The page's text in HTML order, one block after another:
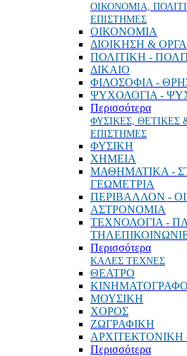
ΟΙΚΟΝΟΜΙΑ,
ΕΠΙΣΤΗΜΕΣ
ΟΙΚΟΝΟΜΙΑ
ΔΙΟΙΚΗΣΗ &
ΠΟΛΙΤΙΚΗ -
ΔΙΚΑΙΟ
ΦΙΛΟΣΟΦΙΑ -
ΨΥΧΟΛΟΓΙΑ -
Περισσότερα
ΦΥΣΙΚΕΣ,
ΕΠΙΣΤΗΜΕΣ
ΦΥΣΙΚΗ
ΧΗΜΕΙΑ
ΜΑΘΗΜΑΤΙΚΑ -
ΓΕΩΜΕΤΡΙΑ
ΠΕΡΙΒΑΛΛΟΝ -
ΑΣΤΡΟΝΟΜΙΑ
ΤΕΧΝΟΛΟΓΙΑ -
Περισσότερα
ΚΑΛΕΣ ΤΕΧΝΕΣ
ΘΕΑΤΡΟ
ΜΟΥΣΙΚΗ
ΧΟΡΟΣ
ΖΩΓΡΑΦΙΚΗ
Περισσότερα